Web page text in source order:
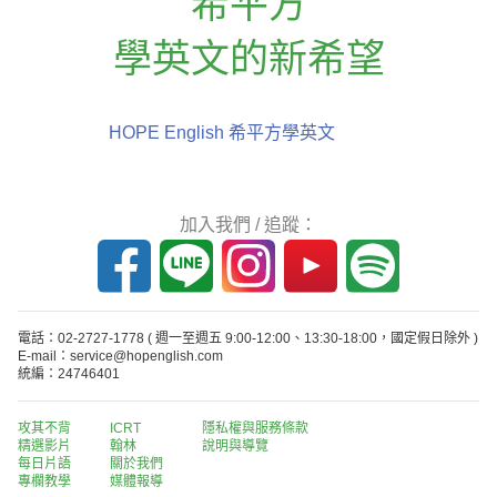
學英文的新希望
HOPE English 希平方學英文
加入我們 / 追蹤：
電話：02-2727-1778 ( 週一至週五 9:00-12:00、13:30-18:00，國定假日除外 )
E-mail：service@hopenglish.com
統編：24746401
攻其不背
精選影片
每日片語
專欄教學
ICRT
翰林
關於我們
媒體報導
隱私權與服務條款
說明與導覽